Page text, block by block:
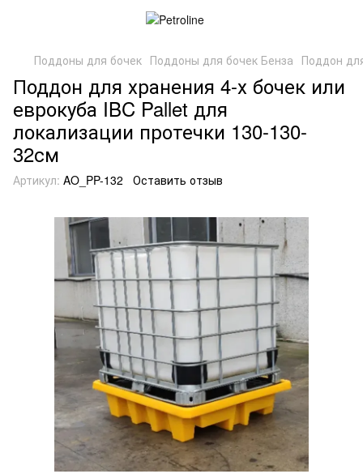
Поддоны для бочек Поддоны для бочек Бенза Поддон
Поддон для хранения 4-х бочек или
еврокуба IBC Pallet для
локализации протечки 130-130-
32см
Артикул: AO_PP-132 Оставить отзыв